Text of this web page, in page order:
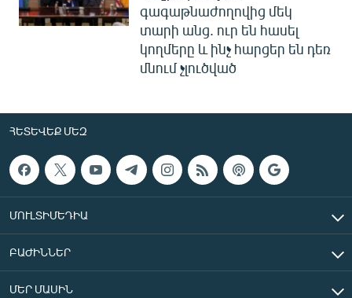
գագաթնաժողովից մեկ
տարի անց. ուր են հասել
կողմերը և ինչ հարցեր են դեռ
մնում չլուծված
ՀԵՏԵՎԵՔ ՄԵԶ
ՄՈՒԼՏԻՄԵԴԻԱ
ԲԱԺԻՆՆԵՐ
ՄԵՐ ՄԱՍԻՆ